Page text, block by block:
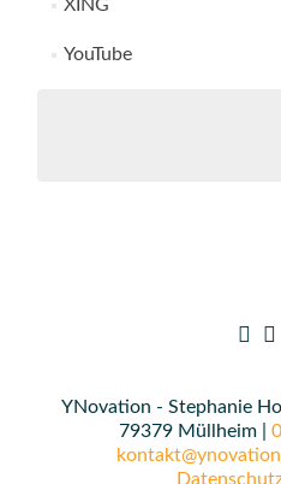
XING
YouTube
YNovation - Stephanie
79379 Müllheim |